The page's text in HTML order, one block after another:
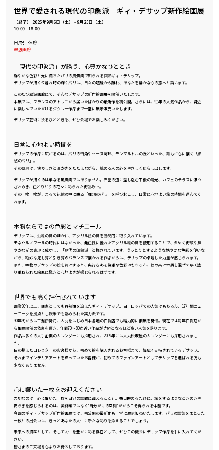
世界で愛される現代の印象派 ギィ・デサップ新作絵画展
（終了） 2025年9月6日（土）- 9月20日（土）
10:00 - 18:00
日/祝 休廊
翠波画廊
「現代の印象派」が誘う、心豊かなひととき
鮮やかな色彩と光に満ちたパリの風景画で知られる画家ギィ・デサップ。
デサップが描く夕暮れ時の輝くパリは、日々の喧騒から離れ、あなたを静かな心の旅へと誘います。
このたび翠波画廊にて、そんなデサップの新作絵画展を開催いたします。
本展では、フランスのアトリエから届いたばかりの最新作を初公開。さらには、往年の人気作品から、身近
に楽しんでいただけるジクレー作品まで一堂に展示販売いたします。
デサップ芸術に浸るひとときを、ぜひ会場でお楽しみください。
日常に心地よい時間を
デサップの作品に広がるのは、パリの街角やセーヌ河畔、モンマルトルの丘といった、誰もが心に描く「郷
愁のパリ」。
その風景は、懐かしさと温かさをたたえながら、眺める人の心をやさしく照らし出します。
デサップが描くのは単なる風景画ではありません。石畳の道に差し込む午後の陽光、カフェのテラスに漂う
ざわめき、色とりどりの花々に彩られた街並み…。
その一枚一枚が、まるで記憶の中に眠る「理想のパリ」を呼び起こし、日常に心地よい旅の時間を運んでく
れます。
本物ならではの色彩とマチエール
デサップは、油絵の具のほかに、アクリル絵の具を効果的に取り入れています。
モネやルノワールの時代にはなかった、発色性に優れたアクリル絵の具を使用することで、煌めく街頭や鮮
やかな光の表現に成功し、「現代の印象派」と称されています。うっとりとするような艶やかな色彩を使いな
がら、絶妙な足し算と引き算のバランスで描かれる作品からは、デサップの卓越した力量が感じられます。
また、本物のデサップの絵を前にすると、奥行きある複雑な色彩はもちろん、絵の具に木屑を混ぜて厚く塗
り重ねられた絵肌に驚きと心地よさが感じられるはずです。
世界でも高く評価されています
画業60年以上、画家としても円熟期を迎えたギィ・デサップ。ヨーロッパでの人気はもちろん、17年間ニュ
ーヨークを拠点とし欧米でも認められた実力派です。
90年代からは三越伊勢丹、大丸をはじめ日本各地の百貨店でも精力的に個展を開催。現在では毎年百貨店か
ら個展開催の依頼を頂き、年間70～80点近い作品が売約となるほど高い人気を誇ります。
作品は多くの大手企業のカレンダーにも採用され、2019年には大丸松坂屋のカレンダーにも採用されまし
た。
目の肥えたコレクターのお客様から、初めて絵を購入されるお客様まで、幅広く支持されているデサップ。
それまでインテリアアートを飾っていたお客様が、初めてのファインアートとしてデサップを選ばれる方も
少なくありません。
心に響いた一枚をお迎えください
大切なのは「心に響いた一枚を自分の空間に迎えること」。毎日眺めるたびに、旅をするようなときめきや
安らぎを感じられるのは、美術館ではなく“自分だけの空間”だからこそ得られる体験です。
今回のギィ・デサップ新作絵画展では、初公開の最新作も一堂に展示販売いたします。パリの空気をまとった
一枚との出会いは、きっとあなたの人生に新たな彩りを添えることでしょう。
未来への資産として、そして人生を豊かに彩る存在として、ぜひこの機会にデサップ作品を手に入れてくだ
さい。
皆さまのご来場を心よりお待ちしております。